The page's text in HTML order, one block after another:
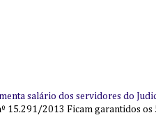
salário dos servidores do
15.291/2013 Ficam garantidos